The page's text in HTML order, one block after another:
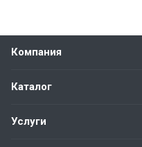
Компания
Каталог
Услуги